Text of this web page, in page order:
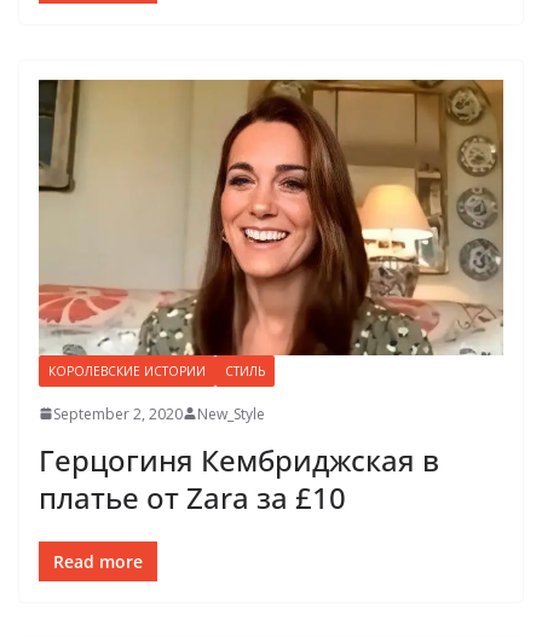
КОРОЛЕВСКИЕ ИСТОРИИ СТИЛЬ
September 2, 2020 New_Style
Герцогиня Кембриджская в
платье от Zara за £10
Read more